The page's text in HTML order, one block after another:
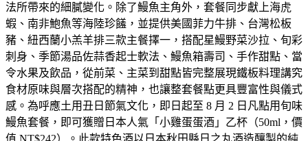
法所帶來的細膩變化。除了鰻魚主角外，套餐同步獻上海虎
蝦、南非鮑魚等海陸珍饈，並提供美國菲力牛排、台灣松板
豬、紐西蘭小羔羊排三款主餐擇一，搭配星鰻野菜沙拉、旬彩
刺身、季節湯品佐蒜香起士軟法、鰻魚箱壽司、手作甜點、當
令水果及飲品，從前菜、主菜到甜點皆完整展現鐵板料理講究
食材原味與層次搭配的精神，也讓整套餐點更具豐富性與儀式
感。為呼應土用丑日節氣文化，即日起至 8 月 2 日凡點用旬味
鰻魚套餐，即可獲贈日本人氣「小雞蛋蛋酒」乙杯（50ml，價
值 NT$242）。此款特色酒以日本秋田縣日之丸酒造釀製的純